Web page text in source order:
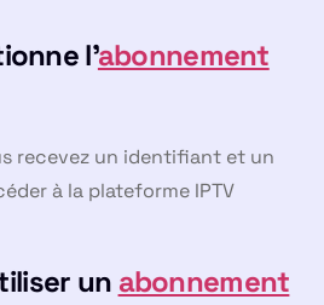
l’abonnement
recevez un identifiant et un
à la plateforme IPTV
un abonnement